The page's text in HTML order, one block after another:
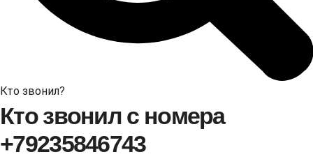
Кто звонил?
Кто звонил с номера
+79235846743